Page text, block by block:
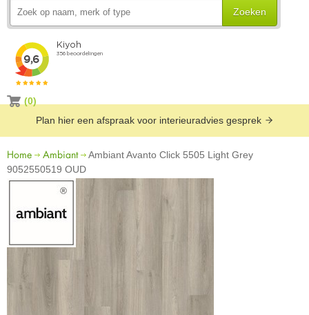
Zoeken
(0)
Plan hier een afspraak voor interieuradvies gesprek
Home Ambiant
Ambiant Avanto Click 5505 Light Grey
9052550519 OUD